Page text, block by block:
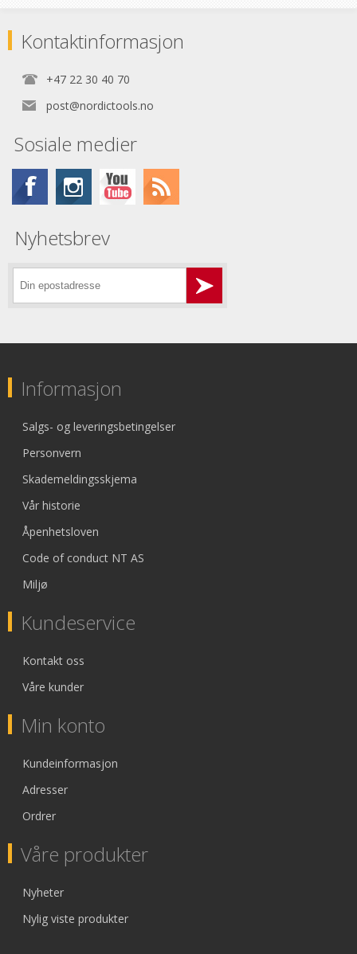
Kontaktinformasjon
+47 22 30 40 70
post@nordictools.no
Sosiale medier
Nyhetsbrev
Informasjon
Salgs- og leveringsbetingelser
Personvern
Skademeldingsskjema
Vår historie
Åpenhetsloven
Code of conduct NT AS
Miljø
Kundeservice
Kontakt oss
Våre kunder
Min konto
Kundeinformasjon
Adresser
Ordrer
Våre produkter
Nyheter
Nylig viste produkter